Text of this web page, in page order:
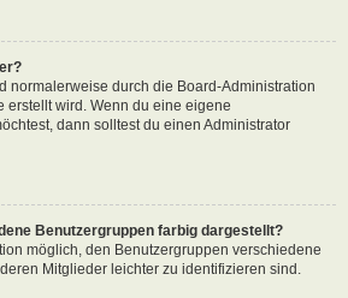
normalerweise durch die Board-Administration
erstellt wird. Wenn du eine eigene
dann solltest du einen Administrator
Benutzergruppen farbig dargestellt?
möglich, den Benutzergruppen verschiedene
Mitglieder leichter zu identifizieren sind.